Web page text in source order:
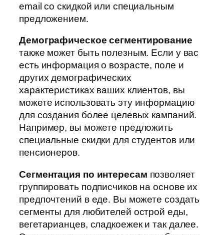
email со скидкой или специальным
предложением.
Демографическое сегментирование
также может быть полезным. Если у вас
есть информация о возрасте, поле и
других демографических
характеристиках ваших клиентов, вы
можете использовать эту информацию
для создания более целевых кампаний.
Например, вы можете предложить
специальные скидки для студентов или
пенсионеров.
Сегментация по интересам позволяет
группировать подписчиков на основе их
предпочтений в еде. Вы можете создать
сегменты для любителей острой еды,
вегетарианцев, сладкоежек и так далее.